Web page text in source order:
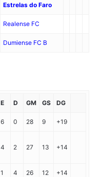
Estrelas do Faro
Realense FC
Dumiense FC B
E D GM GS DG
6 0 28 9 +19
4 2 27 13 +14
1 4 26 12 +14